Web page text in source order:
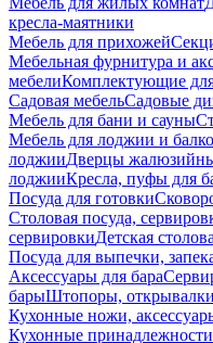
кресла-маятники
Мебель для прихожей
Мебельная фурнитура и
мебелиКомплектующие
Садовая мебельСадовые
Мебель для бани и сауны
Мебель для лоджии и
лоджииДверцы
лоджииКресла, пуфы для
Посуда для готовки
Столовая посуда,
сервировкиДетская
Посуда для выпечки,
Аксессуары для бара
барыШтопоры,
Кухонные ножи,
Кухонные принадлежности